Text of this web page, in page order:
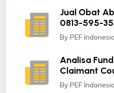
Jual Obat
0813-595-
By PEF Indonesia
Analisa
Claimant
By PEF Indonesia